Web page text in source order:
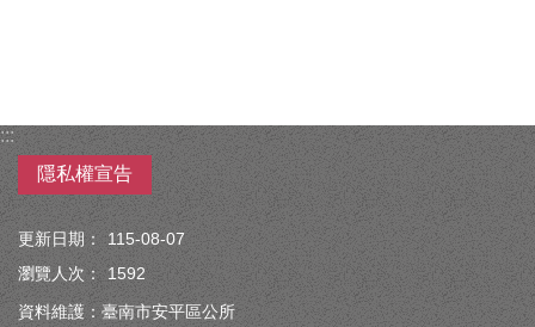
:::
隱私權宣告
更新日期：
115-08-07
瀏覽人次：
1592
資料維護：臺南市安平區公所